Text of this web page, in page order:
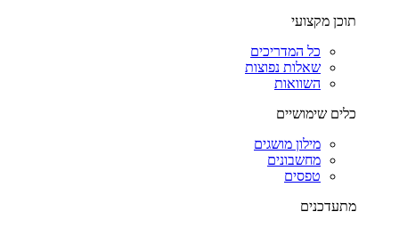
תוכן מקצועי
כל המדריכים
שאלות נפוצות
השוואות
כלים שימושיים
מילון מושגים
מחשבונים
טפסים
מתעדכנים